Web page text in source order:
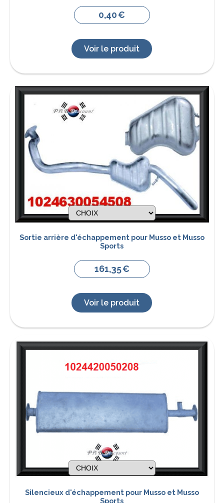
0,40€
Voir le produit
Sortie arrière d'échappement pour Musso et Musso
Sports
161,35€
Voir le produit
Silencieux d'échappement pour Musso et Musso
Sports